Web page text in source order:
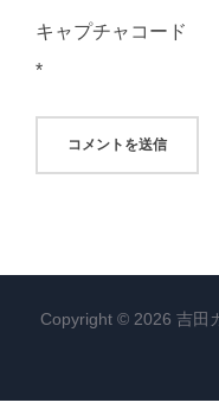
キャプチャコード
*
Copyright © 2026 吉田